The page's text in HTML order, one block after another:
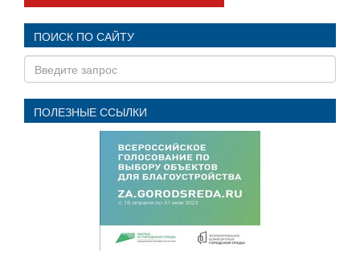
ПОИСК ПО САЙТУ
ПОЛЕЗНЫЕ ССЫЛКИ